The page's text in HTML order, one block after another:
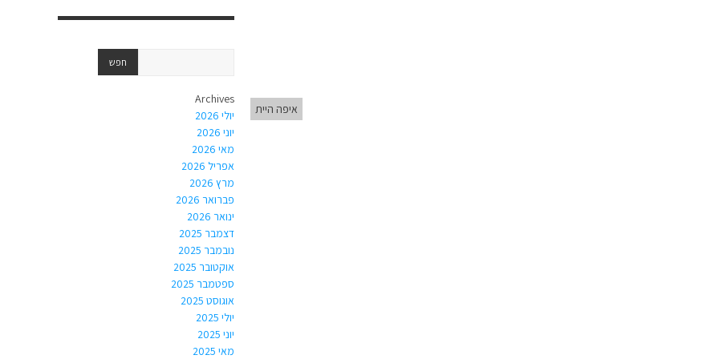
איפה היית
Archives
יולי 2026
יוני 2026
מאי 2026
אפריל 2026
מרץ 2026
פברואר 2026
ינואר 2026
דצמבר 2025
נובמבר 2025
אוקטובר 2025
ספטמבר 2025
אוגוסט 2025
יולי 2025
יוני 2025
מאי 2025